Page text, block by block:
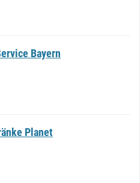
Bayern
Planet